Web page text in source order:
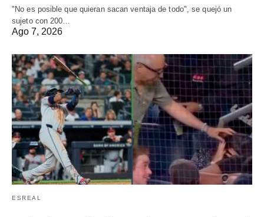
"No es posible que quieran sacan ventaja de todo", se quejó un
sujeto con 200…
Ago 7, 2026
ESREAL